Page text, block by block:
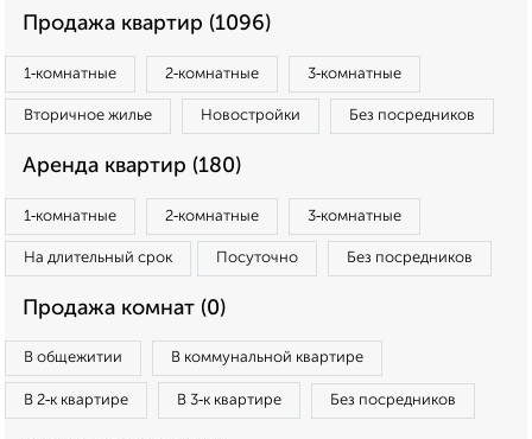
Продажа квартир (1096)
1‑комнатные 2‑комнатные 3‑комнатные
Вторичное жилье Новостройки Без посредников
Аренда квартир (180)
1‑комнатные 2‑комнатные 3‑комнатные
На длительный срок Посуточно Без посредников
Продажа комнат (0)
В общежитии В коммунальной квартире
В 2‑к квартире В 3‑к квартире Без посредников